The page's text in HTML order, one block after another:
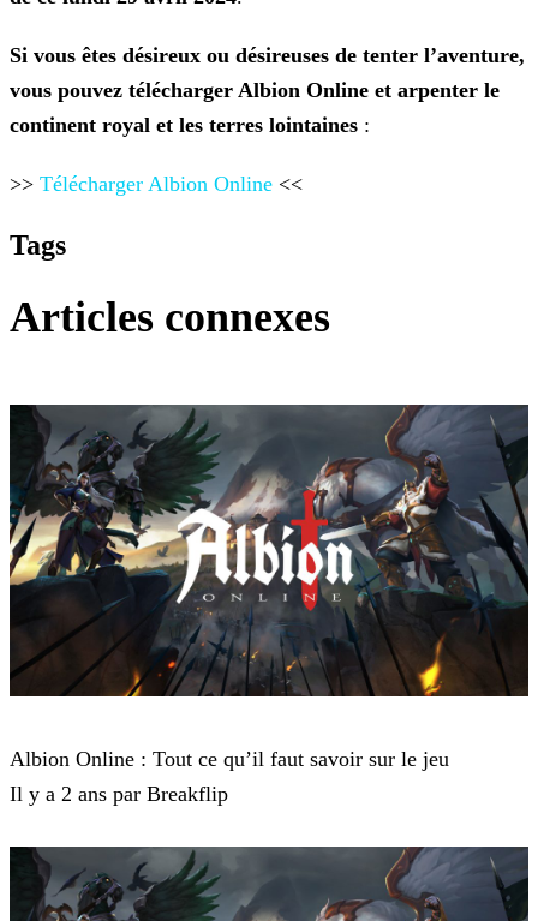
Si vous êtes désireux ou désireuses de tenter l’aventure,
vous pouvez télécharger Albion Online et arpenter le
continent royal et les terres lointaines :
>> Télécharger Albion Online <<
Tags
Articles connexes
Albion Online : Tout ce qu’il faut savoir sur le jeu
Il y a 2 ans par Breakflip